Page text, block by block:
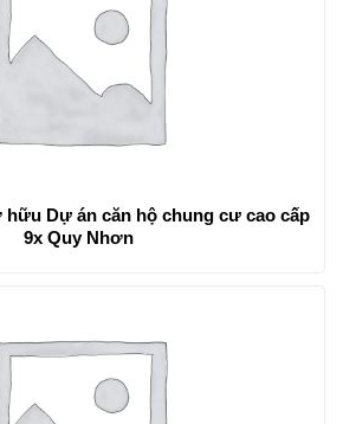
Dự án căn hộ chung cư cao cấp
9x Quy Nhơn